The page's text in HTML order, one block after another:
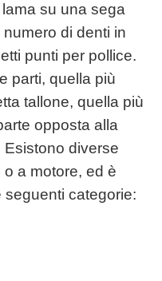
su una sega
di denti in
punti per pollice.
parti, quella più
tallone, quella più
opposta alla
Esistono diverse
a motore, ed è
categorie: